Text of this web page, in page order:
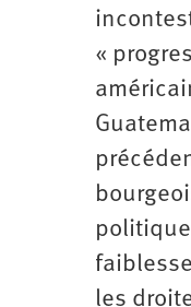
«
les